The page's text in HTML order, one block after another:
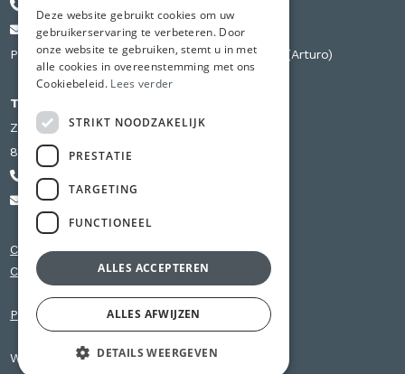
info@chapist.be
Partner van Knauf, Weber, Betopor, Uzin Utz (Arturo)
Tweede vestiging
Zilverbergstraat 240 D
8800 Roeselare
+32 56 980 741
info@chapist.be
Chapewerken Oost-Vlaanderen
Chapewerken West-Vlaanderen
Privacy
Website byKMOSites
Deze website gebruikt cookies om uw
gebruikerservaring te verbeteren. Door
onze website te gebruiken, stemt u in met
alle cookies in overeenstemming met ons
Cookiebeleid. Lees verder
STRIKT NOODZAKELIJK
PRESTATIE
TARGETING
FUNCTIONEEL
ALLES ACCEPTEREN
ALLES AFWIJZEN
DETAILS WEERGEVEN